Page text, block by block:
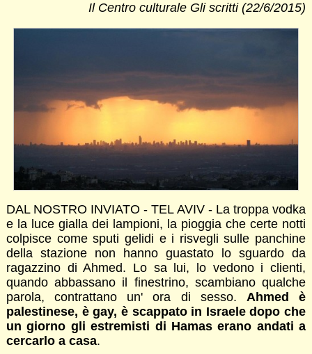
Il Centro culturale Gli scritti (22/6/2015)
DAL NOSTRO INVIATO - TEL AVIV - La troppa vodka
e la luce gialla dei lampioni, la pioggia che certe notti
colpisce come sputi gelidi e i risvegli sulle panchine
della stazione non hanno guastato lo sguardo da
ragazzino di Ahmed. Lo sa lui, lo vedono i clienti,
quando abbassano il finestrino, scambiano qualche
parola, contrattano un' ora di sesso. Ahmed è
palestinese, è gay, è scappato in Israele dopo che
un giorno gli estremisti di Hamas erano andati a
cercarlo a casa.